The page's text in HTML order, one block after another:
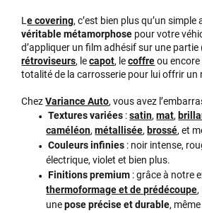
Lecovering, c’est bien plus qu’un
véritable métamorphose pour votre
d’appliquer un film adhésif sur une partie
rétroviseurs, lecapot, lecoffreou
totalité de la carrosserie pour lui offrir un
ChezVariance Auto, vous avez
Textures variées :satin,mat,
caméléon,métallisée, brossé, et
Couleurs infinies : noir intense,
électrique, violet et bien plus.
Finitions premium : grâce à notre
thermoformage et de prédécoupe,
unepose précise et durable,